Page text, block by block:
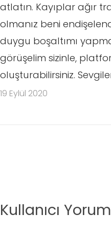
atlatın. Kayıplar ağır
olmanız beni
duygu boşaltımı
görüşelim sizinle,
oluşturabilirsiniz.
19 Eylül 2020
Kullanıcı